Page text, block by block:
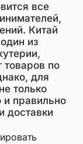
все
Китай
из
товаров по
для
только
и правильно
доставки